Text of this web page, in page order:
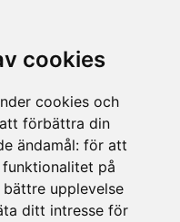
cookies
cookies och
förbättra din
ändamål: för att
på
upplevelse
ditt intresse för